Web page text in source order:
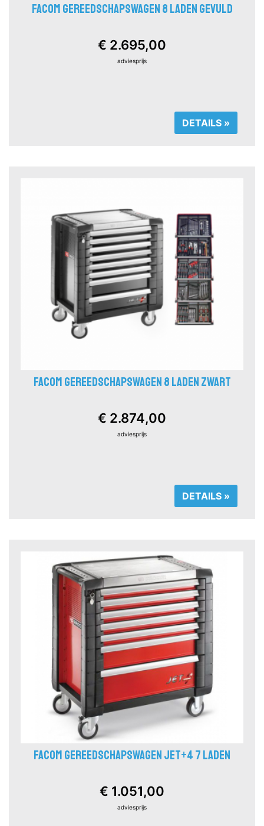
FACOM GEREEDSCHAPSWAGEN 8 LADEN GEVULD
€ 2.695,00
adviesprijs
DETAILS »
FACOM GEREEDSCHAPSWAGEN 8 LADEN ZWART
€ 2.874,00
adviesprijs
DETAILS »
FACOM GEREEDSCHAPSWAGEN JET+4 7 LADEN
€ 1.051,00
adviesprijs